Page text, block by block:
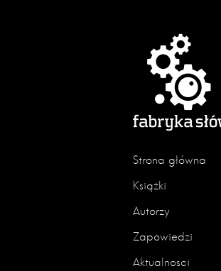
Strona główna
Książki
Autorzy
Zapowiedzi
Aktualności